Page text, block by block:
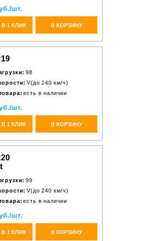
шт.
1 КЛИК В КОРЗИНУ
98
V(до 240 км/ч)
есть в наличии
шт.
1 КЛИК В КОРЗИНУ
99
V(до 240 км/ч)
есть в наличии
шт.
1 КЛИК В КОРЗИНУ